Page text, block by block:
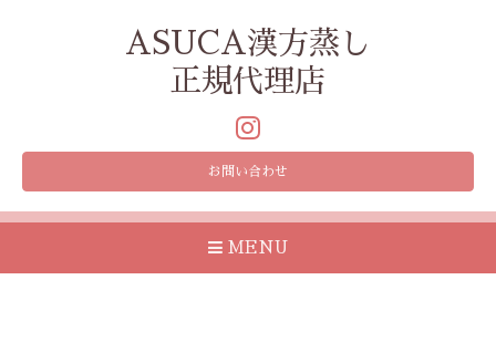
ASUCA漢方蒸し
正規代理店
お問い合わせ
MENU